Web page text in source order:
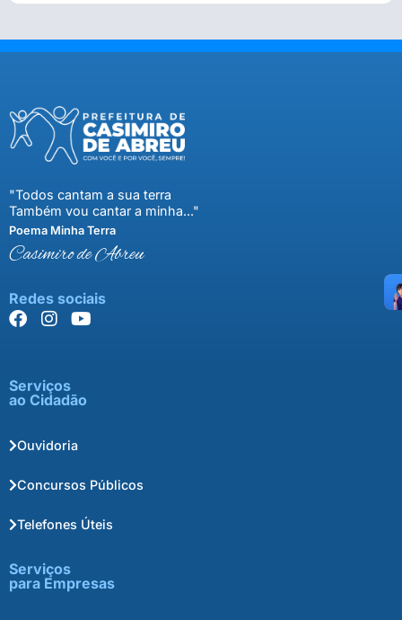
"Todos cantam a sua terra
Também vou cantar a minha..."
Poema Minha Terra
Casimiro de Abreu
Redes sociais
Serviços
ao Cidadão
Ouvidoria
Concursos Públicos
Telefones Úteis
Serviços
para Empresas